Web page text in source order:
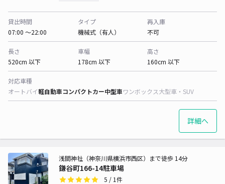
貸出時間
07:00 〜22:00
タイプ
機械式（有人）
再入庫
不可
長さ
520cm 以下
車幅
178cm 以下
高さ
160cm 以下
対応車種
オートバイ軽自動車コンパクトカー中型車ワンボックス大型車・SUV
詳細へ
鎌谷町166-14駐車場
浅間神社（神奈川県横浜市西区）まで徒歩 14分
5 / 1件